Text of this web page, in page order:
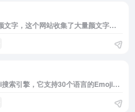
<p>不知道摸友们是否使用过颜文字，这个网站收集了大量颜文字表情，可以按照分类进行查找，或者按照关键词，可以直接复制颜文字到剪切板。难得一见的简洁网站。</p>
<p>SearchEmoji，一个emoji搜索引擎，它支持30个语言的Emoji搜索，一词搜索，一键复制！</p><p>选中想要使用的emoji，点击即可弹出该emoji图片信息，你可以点击图标下载的“复杂”按钮，直接复制使用它！</p>